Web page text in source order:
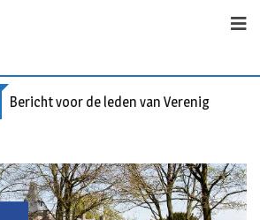
Bericht voor de leden van Vereniging 55+